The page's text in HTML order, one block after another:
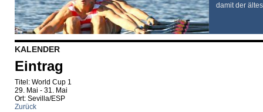
damit der
KALENDER
Eintrag
Titel: World Cup 1
29. Mai - 31. Mai
Ort: Sevilla/ESP
Zurück